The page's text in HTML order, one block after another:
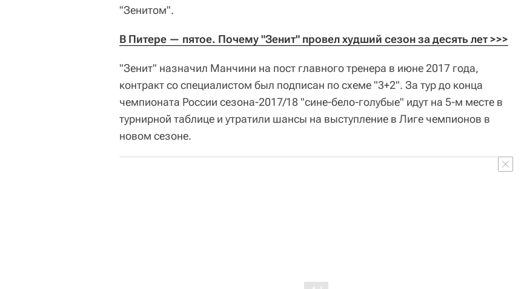
"Зенитом".
В Питере — пятое. Почему "Зенит" провел худший сезон за десять лет >>>
"Зенит" назначил Манчини на пост главного тренера в июне 2017 года,
контракт со специалистом был подписан по схеме "3+2". За тур до конца
чемпионата России сезона-2017/18 "сине-бело-голубые" идут на 5-м месте в
турнирной таблице и утратили шансы на выступление в Лиге чемпионов в
новом сезоне.